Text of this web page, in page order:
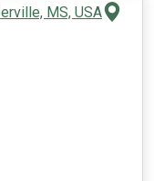
MS, USA